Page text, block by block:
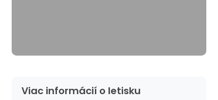
Viac informácií o letisku